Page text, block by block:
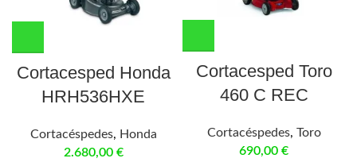
Cortacesped Honda
HRH536HXE
Cortacéspedes, Honda
2.680,00 €
Cortacesped Toro
460 C REC
Cortacéspedes, Toro
690,00 €